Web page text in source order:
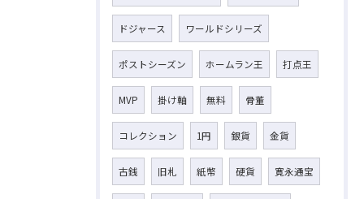
ドジャース ワールドシリーズ
ポストシーズン ホームラン王 打点王
MVP 掛け軸 無料 骨董
コレクション 1円 銀貨 金貨
古銭 旧札 紙幣 硬貨 寛永通宝